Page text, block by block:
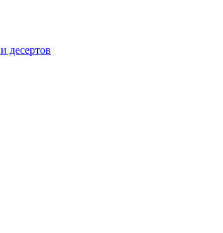
десертов